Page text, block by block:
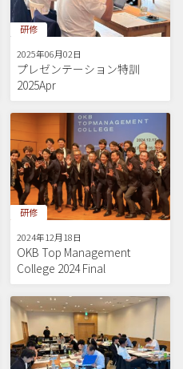
研修
2025年06月02日
プレゼンテーション特訓
2025Apr
研修
2024年12月18日
OKB Top Management
College 2024 Final